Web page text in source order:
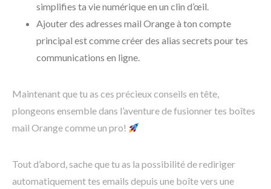
simplifies ta vie numérique en un clin d’œil.
Ajouter des adresses mail Orange à ton compte
principal est comme créer des alias secrets pour tes
communications en ligne.
Maintenant que tu as ces précieux conseils en tête,
plongeons ensemble dans l’aventure de fusionner tes boîtes
mail Orange comme un pro!
Tout d’abord, sache que tu as la possibilité de rediriger
automatiquement tes emails depuis une boîte vers une